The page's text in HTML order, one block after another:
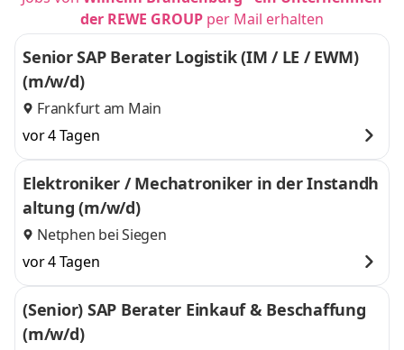
der REWE GROUP per Mail erhalten
Senior SAP Berater Logistik (IM / LE / EWM)
(m/w/d)
Frankfurt am Main
vor 4 Tagen
Elektroniker / Mechatroniker in der Instandh
altung (m/w/d)
Netphen bei Siegen
vor 4 Tagen
(Senior) SAP Berater Einkauf & Beschaffung
(m/w/d)